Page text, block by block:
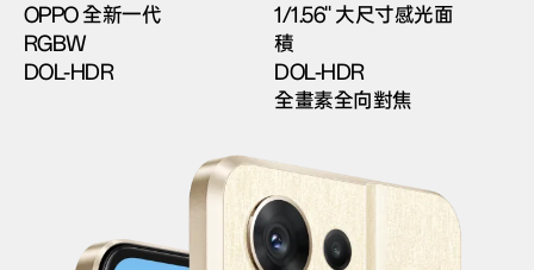
OPPO 全新一代
RGBW
DOL-HDR
1/1.56" 大尺寸感光面
積
DOL-HDR
全畫素全向對焦